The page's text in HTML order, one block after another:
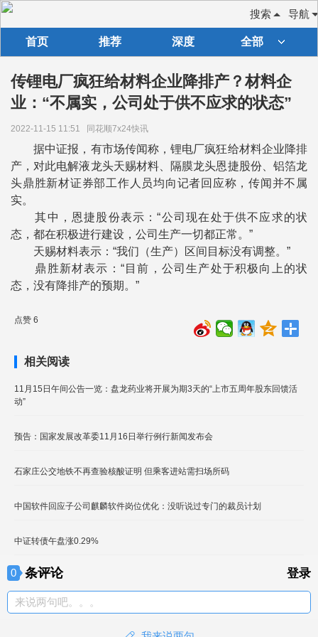
导航
搜索
首页 推荐 深度 全部
传锂电厂疯狂给材料企业降排产？材料企
业：“不属实，公司处于供不应求的状态”
2022-11-15 11:51 同花顺7x24快讯
据中证报，有市场传闻称，锂电厂疯狂给材料企业降排
产，对此电解液龙头天赐材料、隔膜龙头恩捷股份、铝箔龙
头鼎胜新材证券部工作人员均向记者回应称，传闻并不属
实。
其中，恩捷股份表示：“公司现在处于供不应求的状
态，都在积极进行建设，公司生产一切都正常。”
天赐材料表示：“我们（生产）区间目标没有调整。”
鼎胜新材表示：“目前，公司生产处于积极向上的状
态，没有降排产的预期。”
点赞 6
相关阅读
11月15日午间公告一览：盘龙药业将开展为期3天的“上市五周年股东回馈活
动”
预告：国家发展改革委11月16日举行例行新闻发布会
石家庄公交地铁不再查验核酸证明 但乘客进站需扫场所码
中国软件回应子公司麒麟软件岗位优化：没听说过专门的裁员计划
中证转债午盘涨0.29%
0 条评论 登录
来说两句吧。。。